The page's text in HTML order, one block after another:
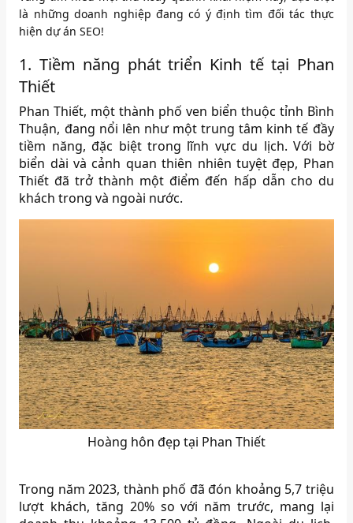
là những doanh nghiệp đang có ý định tìm đối tác thực
hiện dự án SEO!
1. Tiềm năng phát triển Kinh tế tại Phan
Thiết
Phan Thiết, một thành phố ven biển thuộc tỉnh Bình
Thuận, đang nổi lên như một trung tâm kinh tế đầy
tiềm năng, đặc biệt trong lĩnh vực du lịch. Với bờ
biển dài và cảnh quan thiên nhiên tuyệt đẹp, Phan
Thiết đã trở thành một điểm đến hấp dẫn cho du
khách trong và ngoài nước.
Hoàng hôn đẹp tại Phan Thiết
Trong năm 2023, thành phố đã đón khoảng 5,7 triệu
lượt khách, tăng 20% so với năm trước, mang lại